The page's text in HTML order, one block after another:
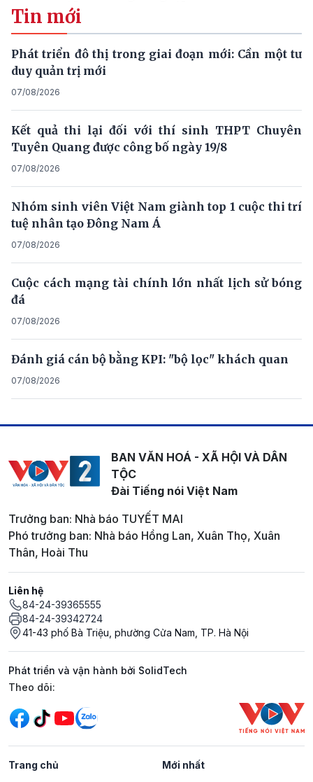
Tin mới
Phát triển đô thị trong giai đoạn mới: Cần một tư
duy quản trị mới
07/08/2026
Kết quả thi lại đối với thí sinh THPT Chuyên
Tuyên Quang được công bố ngày 19/8
07/08/2026
Nhóm sinh viên Việt Nam giành top 1 cuộc thi trí
tuệ nhân tạo Đông Nam Á
07/08/2026
Cuộc cách mạng tài chính lớn nhất lịch sử bóng
đá
07/08/2026
Đánh giá cán bộ bằng KPI: "bộ lọc" khách quan
07/08/2026
BAN VĂN HOÁ - XÃ HỘI VÀ DÂN
TỘC
Đài Tiếng nói Việt Nam
Trưởng ban: Nhà báo TUYẾT MAI
Phó trưởng ban: Nhà báo Hồng Lan, Xuân Thọ, Xuân
Thân, Hoài Thu
Liên hệ
84-24-39365555
84-24-39342724
41-43 phố Bà Triệu, phường Cửa Nam, TP. Hà Nội
Phát triển và vận hành bởi SolidTech
Mạng xã hội
Theo dõi:
Trang chủ Mới nhất